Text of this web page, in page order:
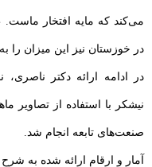
می‌کند که مایه افتخار
در خوزستان نیز این میزان را به ۵۰ درصد می‌رساند».
در ادامه ارائه دکتر
نیشکر با استفاده از تصاویر
صنعت‌های تابعه انجام شد.
آمار و ارقام ارائه شده به